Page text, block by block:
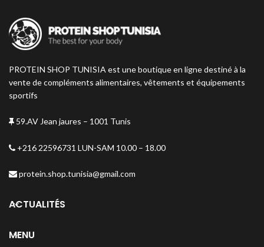
PROTEIN SHOP TUNISIA est une boutique en ligne destiné à la
vente de compléments alimentaires, vêtements et équipements
sportifs
59.AV Jean jaures – 1001 Tunis
+216 22596731 LUN-SAM 10.00 – 18.00
protein.shop.tunisia@gmail.com
ACTUALITÉS
MENU